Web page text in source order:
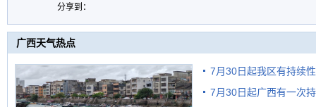
分享到：
广西天气热点
7月30日起我区有持续
7月30日起广西有一次